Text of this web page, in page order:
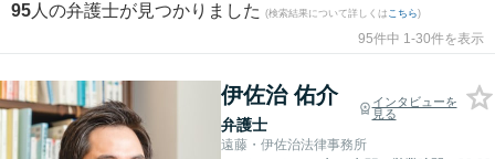
95 人の弁護士が見つかりました (検索結果について詳しくは こちら)
95件中 1-30件を表示
伊佐治 佑介
弁護士
インタビューを
見る
遠藤・伊佐治法律事務所